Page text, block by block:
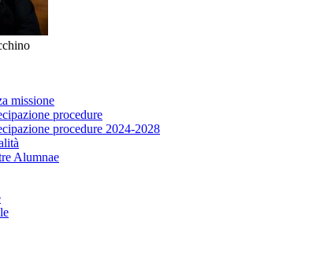
missione
procedure
procedure 2024-2028
Alumnae